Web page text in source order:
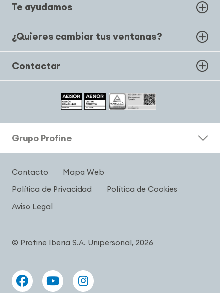
Te ayudamos
¿Quieres cambiar tus ventanas?
Contactar
Grupo Profine
Contacto
Mapa Web
Política de Privacidad
Política de Cookies
Aviso Legal
© Profine Iberia S.A. Unipersonal, 2026